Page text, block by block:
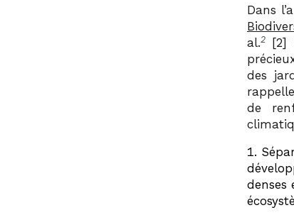
Dans
al.2
[2]
des
de
denses